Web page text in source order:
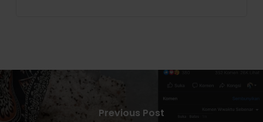
Previous Post